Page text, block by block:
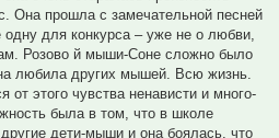
Она прошла с замечательной песней
для конкурса – уже не о любви,
Розово й мыши-Соне сложно было
любила других мышей. Всю жизнь.
от этого чувства ненависти и много-
была в том, что в школе
дети-мыши и она боялась, что